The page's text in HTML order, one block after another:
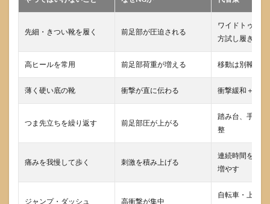
先細・きつい靴を履く 前足部が圧迫される
ワイドトゥ、
方試し履き
高ヒールを常用 前足部荷重が増える 移動は別靴、
薄く硬い底の靴 衝撃が直に伝わる 衝撃緩和＋安定
つま先立ちを繰り返す 前足部圧が上がる
踏み台、手す
整
痛みを我慢して歩く 刺激を積み上げる
連続時間を分
増やす
ジャンプ・ダッシュ 高衝撃が集中
自転車・上半